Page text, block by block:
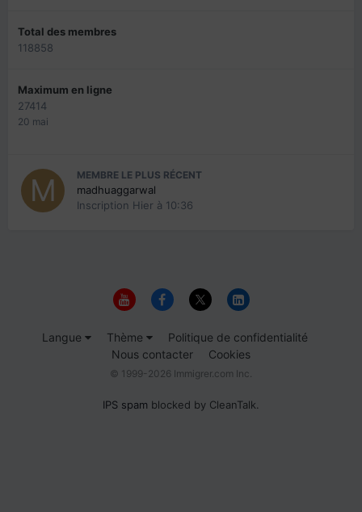
Total des membres
118858
Maximum en ligne
27414
20 mai
MEMBRE LE PLUS RÉCENT
madhuaggarwal
Inscription Hier à 10:36
Langue Thème
Politique de confidentialité
Nous contacter
Cookies
© 1999-2026 Immigrer.com Inc.
IPS spam blocked by CleanTalk.